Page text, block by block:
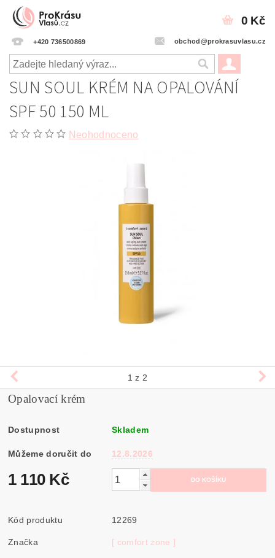
+420 736500869 obchod@prokrasuvlasu.cz
0 Kč
SUN SOUL KRÉM NA OPALOVÁNÍ
SPF 50 150 ML
Neohodnoceno
1 z 2
Opalovací krém
Dostupnost Skladem
Můžeme doručit do 12.8.2026
1 110 Kč
Kód produktu 12269
Značka [ comfort zone ]